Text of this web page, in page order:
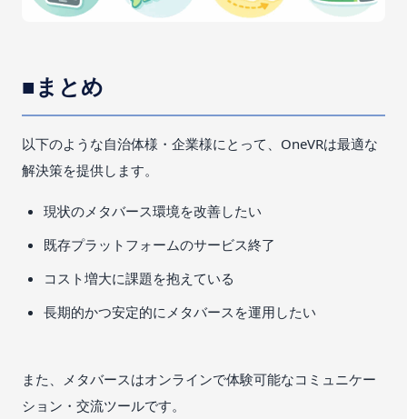
■まとめ
以下のような自治体様・企業様にとって、OneVRは最適な
解決策を提供します。
現状のメタバース環境を改善したい
既存プラットフォームのサービス終了
コスト増大に課題を抱えている
長期的かつ安定的にメタバースを運用したい
また、メタバースはオンラインで体験可能なコミュニケー
ション・交流ツールです。